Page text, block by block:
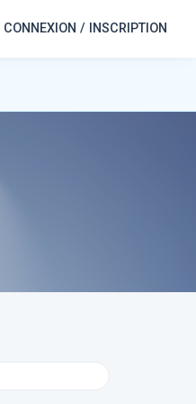
CONNEXION / INSCRIPTION